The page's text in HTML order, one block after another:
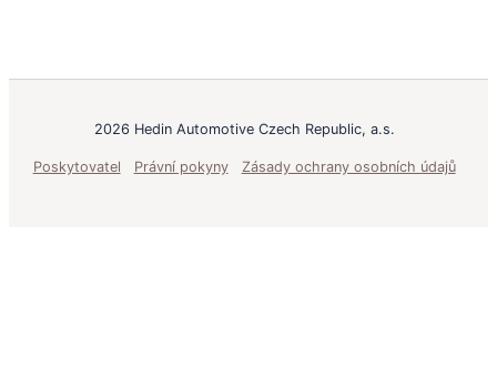
2026 Hedin Automotive Czech Republic, a.s.
Poskytovatel Právní pokyny Zásady ochrany osobních údajů